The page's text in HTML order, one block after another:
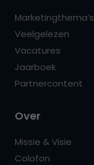
Marketingthema’s
Veelgelezen
Vacatures
Jaarboek
Partnercontent
Over
Missie & Visie
Colofon